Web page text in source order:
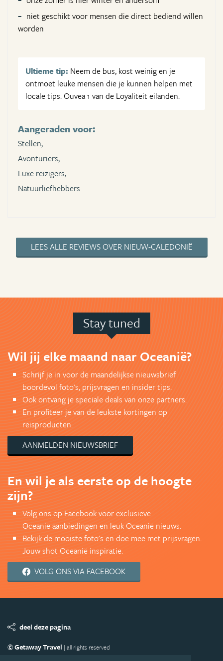
niet geschikt voor mensen die direct bediend willen
worden
Ultieme tip: Neem de bus, kost weinig en je
ontmoet leuke mensen die je kunnen helpen met
locale tips. Ouvea 1 van de Loyaliteit eilanden.
Aangeraden voor:
Stellen,
Avonturiers,
Luxe reizigers,
Natuurliefhebbers
LEES ALLE REVIEWS OVER NIEUW-CALEDONIË
Stay tuned
Wil jij elke maand naar Oceanië?
Schrijf je in voor de maandelijkse nieuwsbrief
boordevol foto's, prijsvragen en insider tips.
Ook ontvang je speciale deals van onze partners.
En profiteer je van de leukste kortingen op
reisproducten.
AANMELDEN NIEUWSBRIEF
En wil je als eerste op de hoogte
zijn?
Volg ons op Facebook voor exclusieve
Oceanië aanbiedingen en leuk Oceanië nieuws.
Bekijk de mooiste foto's en doe mee met prijsvragen.
Jouw shot Oceanië inspiratie.
VOLG ONS VIA FACEBOOK
deel deze pagina
© Getaway Travel | all rights reserved